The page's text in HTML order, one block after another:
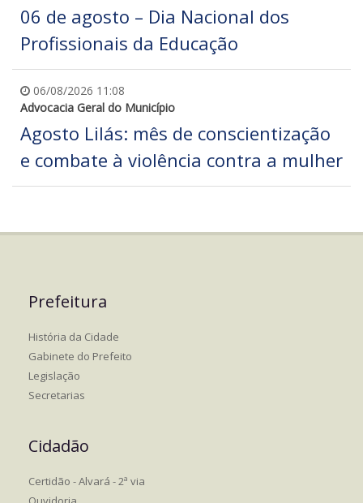
06 de agosto – Dia Nacional dos
Profissionais da Educação
06/08/2026 11:08
Advocacia Geral do Município
Agosto Lilás: mês de conscientização
e combate à violência contra a mulher
Prefeitura
História da Cidade
Gabinete do Prefeito
Legislação
Secretarias
Cidadão
Certidão - Alvará - 2ª via